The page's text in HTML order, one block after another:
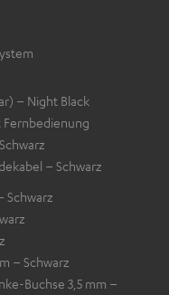
– Night Black
Fernbedienung
– Schwarz
Schwarz
– Schwarz
Buchse 3,5 mm –